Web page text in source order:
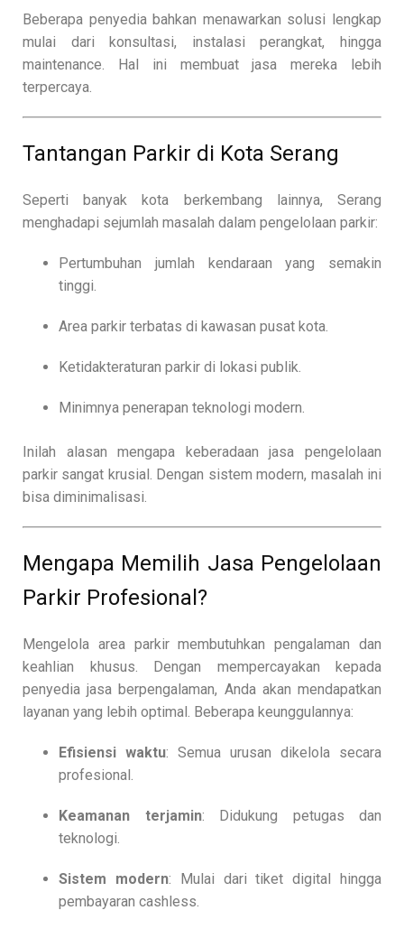
Beberapa penyedia bahkan menawarkan solusi lengkap
mulai dari konsultasi, instalasi perangkat, hingga
maintenance. Hal ini membuat jasa mereka lebih
terpercaya.
Tantangan Parkir di Kota Serang
Seperti banyak kota berkembang lainnya, Serang
menghadapi sejumlah masalah dalam pengelolaan parkir:
Pertumbuhan jumlah kendaraan yang semakin
tinggi.
Area parkir terbatas di kawasan pusat kota.
Ketidakteraturan parkir di lokasi publik.
Minimnya penerapan teknologi modern.
Inilah alasan mengapa keberadaan jasa pengelolaan
parkir sangat krusial. Dengan sistem modern, masalah ini
bisa diminimalisasi.
Mengapa Memilih Jasa Pengelolaan
Parkir Profesional?
Mengelola area parkir membutuhkan pengalaman dan
keahlian khusus. Dengan mempercayakan kepada
penyedia jasa berpengalaman, Anda akan mendapatkan
layanan yang lebih optimal. Beberapa keunggulannya:
Efisiensi waktu: Semua urusan dikelola secara
profesional.
Keamanan terjamin: Didukung petugas dan
teknologi.
Sistem modern: Mulai dari tiket digital hingga
pembayaran cashless.